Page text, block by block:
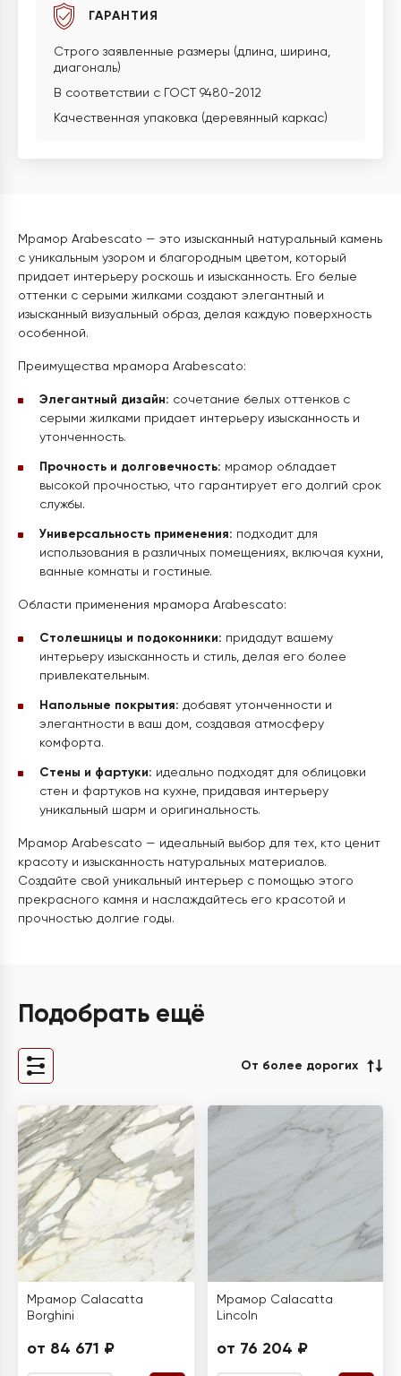
ГАРАНТИЯ
Строго заявленные размеры (длина, ширина,
диагональ)
В соответствии с ГОСТ 9480-2012
Качественная упаковка (деревянный каркас)
Мрамор Arabescato — это изысканный натуральный камень
с уникальным узором и благородным цветом, который
придает интерьеру роскошь и изысканность. Его белые
оттенки с серыми жилками создают элегантный и
изысканный визуальный образ, делая каждую поверхность
особенной.
Преимущества мрамора Arabescato:
Элегантный дизайн: сочетание белых оттенков с
серыми жилками придает интерьеру изысканность и
утонченность.
Прочность и долговечность: мрамор обладает
высокой прочностью, что гарантирует его долгий срок
службы.
Универсальность применения: подходит для
использования в различных помещениях, включая кухни,
ванные комнаты и гостиные.
Области применения мрамора Arabescato:
Столешницы и подоконники: придадут вашему
интерьеру изысканность и стиль, делая его более
привлекательным.
Напольные покрытия: добавят утонченности и
элегантности в ваш дом, создавая атмосферу
комфорта.
Стены и фартуки: идеально подходят для облицовки
стен и фартуков на кухне, придавая интерьеру
уникальный шарм и оригинальность.
Мрамор Arabescato — идеальный выбор для тех, кто ценит
красоту и изысканность натуральных материалов.
Создайте свой уникальный интерьер с помощью этого
прекрасного камня и наслаждайтесь его красотой и
прочностью долгие годы.
Подобрать ещё
От более дорогих
Мрамор Calacatta
Borghini
от 84 671 ₽
Мрамор Calacatta
Lincoln
от 76 204 ₽